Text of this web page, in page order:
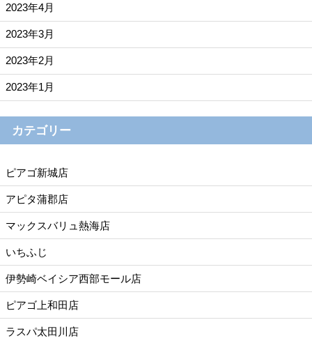
2023年4月
2023年3月
2023年2月
2023年1月
カテゴリー
ピアゴ新城店
アピタ蒲郡店
マックスバリュ熱海店
いちふじ
伊勢崎ベイシア西部モール店
ピアゴ上和田店
ラスパ太田川店